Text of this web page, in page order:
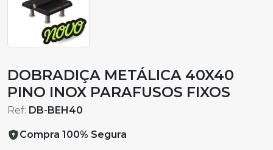
DOBRADIÇA METÁLICA 40X40
PINO INOX PARAFUSOS FIXOS
Ref: DB-BEH40
Compra 100% Segura